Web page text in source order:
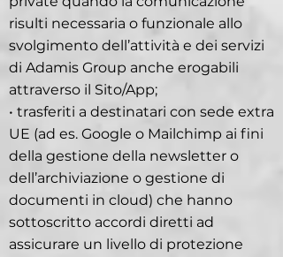
risulti necessaria o funzionale allo
svolgimento dell’attività e dei servizi
di Adamis Group anche erogabili
attraverso il Sito/App;
• trasferiti a destinatari con sede extra
UE (ad es. Google o Mailchimp ai fini
della gestione della newsletter o
dell’archiviazione o gestione di
documenti in cloud) che hanno
sottoscritto accordi diretti ad
assicurare un livello di protezione